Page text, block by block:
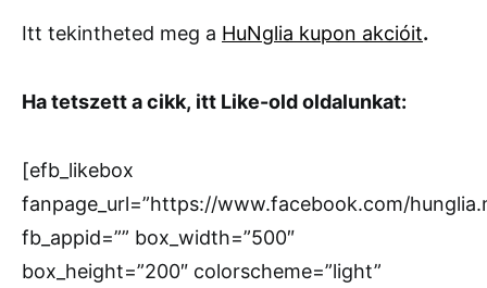
Itt tekintheted meg a HuNglia kupon akcióit.
Ha tetszett a cikk, itt Like-old oldalunkat:
[efb_likebox
fanpage_url=”https://www.facebook.com/
fb_appid=”” box_width=”500″
box_height=”200″ colorscheme=”light”